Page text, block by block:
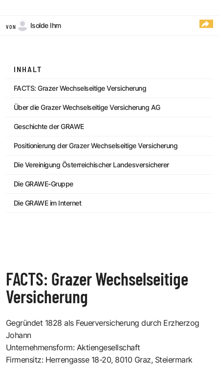
VON Isolde Ihm
INHALT
FACTS: Grazer Wechselseitige Versicherung
Über die Grazer Wechselseitige Versicherung AG
Geschichte der GRAWE
Positionierung der Grazer Wechselseitige Versicherung
Die Vereinigung Österreichischer Landesversicherer
Die GRAWE-Gruppe
Die GRAWE im Internet
FACTS: Grazer Wechselseitige
Versicherung
Gegründet 1828 als Feuerversicherung durch Erzherzog
Johann
Unternehmensform: Aktiengesellschaft
Firmensitz: Herrengasse 18-20, 8010 Graz, Steiermark